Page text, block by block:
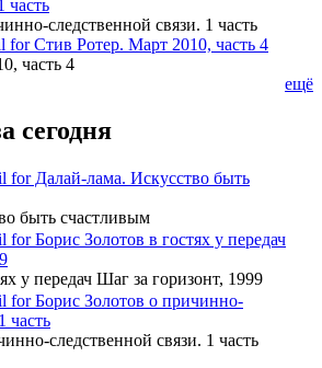
следственной связи. 1 часть
часть 4
ещё
сегодня
быть счастливым
у передач Шаг за горизонт, 1999
следственной связи. 1 часть